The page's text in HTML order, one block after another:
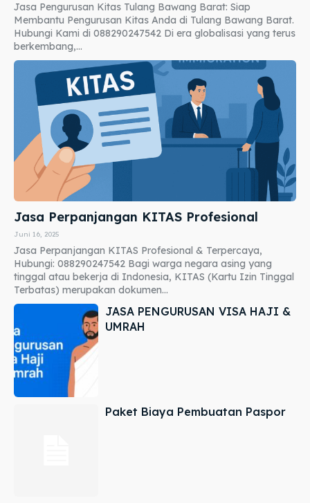
Jasa Pengurusan Kitas Tulang Bawang Barat: Siap
Membantu Pengurusan Kitas Anda di Tulang Bawang Barat.
Hubungi Kami di 088290247542 Di era globalisasi yang terus
berkembang,...
Jasa Perpanjangan KITAS Profesional
Juni 16, 2025
Jasa Perpanjangan KITAS Profesional & Terpercaya,
Hubungi: 088290247542 Bagi warga negara asing yang
tinggal atau bekerja di Indonesia, KITAS (Kartu Izin Tinggal
Terbatas) merupakan dokumen...
JASA PENGURUSAN VISA HAJI &
UMRAH
Paket Biaya Pembuatan Paspor